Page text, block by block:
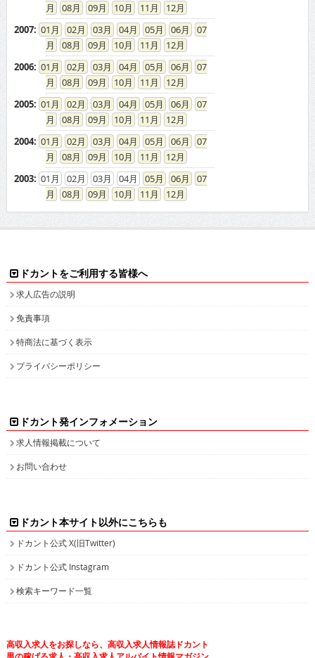
08
09 10 11
12
2007: 01 02 03 04 05 06
07
08
09 10 11
12
2006: 01 02 03 04 05 06
07
08
09 10 11
12
2005: 01 02 03 04 05 06
07
08
09 10 11
12
2004: 01 02 03 04 05 06
07
08
09 10 11
12
2003: 01 02 03 04 05 06
07
08
09 10 11 12
ドカントをご利用する皆様へ
求人広告の説明
免責事項
特商法に基づく表示
プライバシーポリシー
ドカント発インフォメーション
求人情報掲載について
お問い合わせ
ドカント本サイト以外にこちらも
ドカント公式 X(旧Twitter)
ドカント公式 Instagram
検索キーワード一覧
高収入求人をお探しなら、高収入求人情報誌ドカント